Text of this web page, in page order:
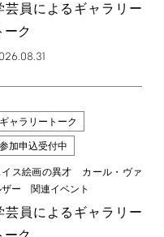
芸員によるギャラリー
ーク
ギャラリートーク
参加申込受付中
イス絵画の異才 カール・ヴァ
ザー 関連イベント
芸員によるギャラリー